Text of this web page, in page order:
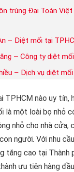
trùng Đại Toàn
– Diệt mối tại
– Công ty diệt
– Dịch vụ diệt
TPHCM nào uy tín,
là một loài bọ nhỏ
nhỏ cho nhà cửa,
người. Với nhu
tăng cao tại Thành
ưu tiên hàng